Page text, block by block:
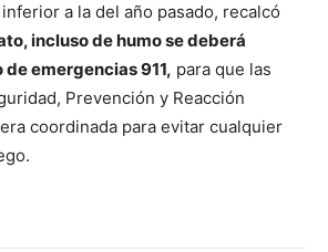
a la del año pasado, recalcó
incluso de humo se deberá
emergencias 911, para que las
Prevención y Reacción
coordinada para evitar cualquier